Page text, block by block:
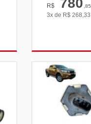
R$ 780,85
3x de R$ 268,33